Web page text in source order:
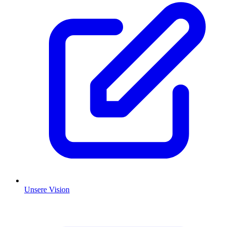
Unsere Vision